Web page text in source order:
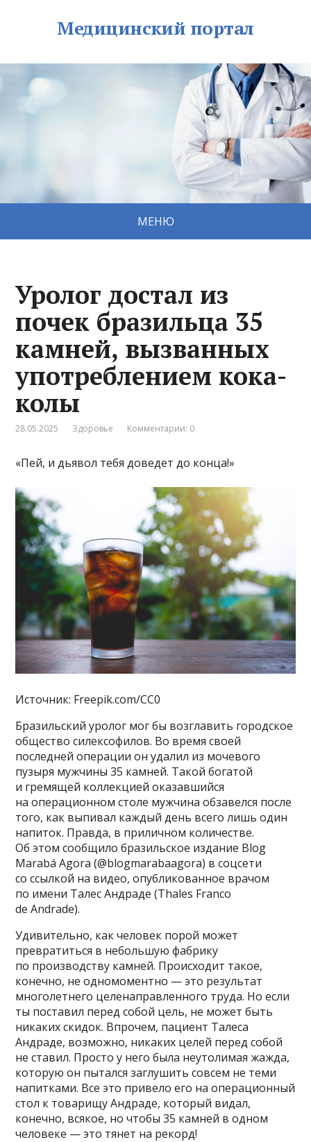
Медицинский портал
МЕНЮ
Уролог достал из
почек бразильца 35
камней, вызванных
употреблением кока-
колы
28.05.2025 Здоровье Комментарии: 0
«Пей, и дьявол тебя доведет до конца!»
Источник: Freepik.com/CC0
Бразильский уролог мог бы возглавить городское
общество силексофилов. Во время своей
последней операции он удалил из мочевого
пузыря мужчины 35 камней. Такой богатой
и гремящей коллекцией оказавшийся
на операционном столе мужчина обзавелся после
того, как выпивал каждый день всего лишь один
напиток. Правда, в приличном количестве.
Об этом сообщило бразильское издание Blog
Marabá Agora (@blogmarabaagora) в соцсети
со ссылкой на видео, опубликованное врачом
по имени Талес Андраде (Thales Franco
de Andrade).
Удивительно, как человек порой может
превратиться в небольшую фабрику
по производству камней. Происходит такое,
конечно, не одномоментно — это результат
многолетнего целенаправленного труда. Но если
ты поставил перед собой цель, не может быть
никаких скидок. Впрочем, пациент Талеса
Андраде, возможно, никаких целей перед собой
не ставил. Просто у него была неутолимая жажда,
которую он пытался заглушить совсем не теми
напитками. Все это привело его на операционный
стол к товарищу Андраде, который видал,
конечно, всякое, но чтобы 35 камней в одном
человеке — это тянет на рекорд!